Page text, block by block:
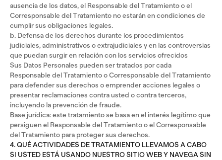
ausencia de los datos, el Responsable del Tratamiento o el
Corresponsable del Tratamiento no estarán en condiciones de
cumplir sus obligaciones legales.
b. Defensa de los derechos durante los procedimientos
judiciales, administrativos o extrajudiciales y en las controversias
que puedan surgir en relación con los servicios ofrecidos
Sus Datos Personales pueden ser tratados por cada
Responsable del Tratamiento o Corresponsable del Tratamiento
para defender sus derechos o emprender acciones legales o
presentar reclamaciones contra usted o contra terceros,
incluyendo la prevención de fraude.
Base jurídica: este tratamiento se basa en el interés legítimo que
persiguen el Responsable del Tratamiento o el Corresponsable
del Tratamiento para proteger sus derechos.
4. QUÉ ACTIVIDADES DE TRATAMIENTO LLEVAMOS A CABO
SI USTED ESTÁ USANDO NUESTRO SITIO WEB Y NAVEGA SIN